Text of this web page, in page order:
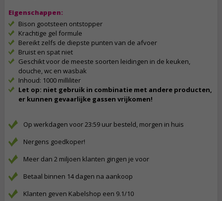
Eigenschappen:
Bison gootsteen ontstopper
Krachtige gel formule
Bereikt zelfs de diepste punten van de afvoer
Bruist en spat niet
Geschikt voor de meeste soorten leidingen in de keuken,
douche, wc en wasbak
Inhoud: 1000 milliliter
Let op: niet gebruik in combinatie met andere producten,
er kunnen gevaarlijke gassen vrijkomen!
Op werkdagen voor 23:59 uur besteld, morgen in huis
Nergens goedkoper!
Meer dan 2 miljoen klanten gingen je voor
Betaal binnen 14 dagen na aankoop
Klanten geven Kabelshop een 9.1/10